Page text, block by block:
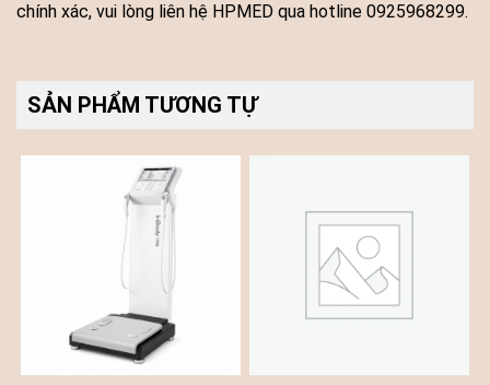
chính xác, vui lòng liên hệ HPMED qua hotline 0925968299.
SẢN PHẨM TƯƠNG TỰ